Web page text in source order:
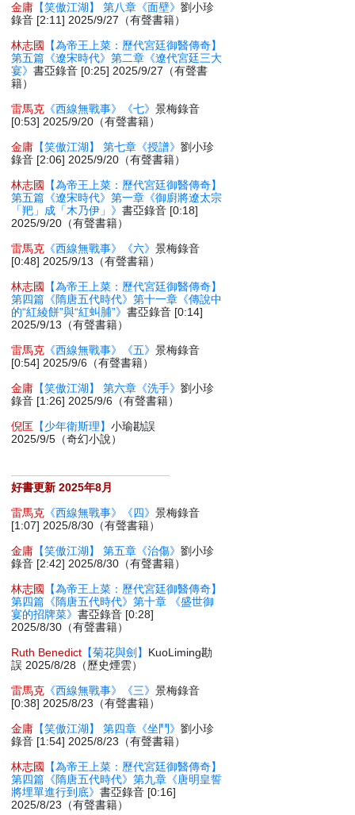
金庸 【笑傲江湖】 第八章《面壁》劉小珍
錄音 [2:11] 2025/9/27（有聲書籍）
林志國
【為帝王上菜：歷代宮廷御醫傳奇】
第五篇《遼宋時代》第二章《遼代宮廷三大
宴》書亞錄音 [0:25] 2025/9/27（有聲書
籍）
雷馬克 《西線無戰事》《七》景梅錄音
[0:53] 2025/9/20（有聲書籍）
金庸 【笑傲江湖】 第七章《授譜》劉小珍
錄音 [2:06] 2025/9/20（有聲書籍）
林志國
【為帝王上菜：歷代宮廷御醫傳奇】
第五篇《遼宋時代》第一章《御廚將遼太宗
「羓」成「木乃伊」》書亞錄音 [0:18]
2025/9/20（有聲書籍）
雷馬克 《西線無戰事》《六》景梅錄音
[0:48] 2025/9/13（有聲書籍）
林志國
【為帝王上菜：歷代宮廷御醫傳奇】
第四篇《隋唐五代時代》第十一章《傳說中
的“紅綾餅”與“紅虯脯”》書亞錄音 [0:14]
2025/9/13（有聲書籍）
雷馬克 《西線無戰事》《五》景梅錄音
[0:54] 2025/9/6（有聲書籍）
金庸 【笑傲江湖】 第六章《洗手》劉小珍
錄音 [1:26] 2025/9/6（有聲書籍）
倪匡 【少年衛斯理】小瑜勘誤
2025/9/5（奇幻小說）
好書更新 2025年8月
雷馬克 《西線無戰事》《四》景梅錄音
[1:07] 2025/8/30（有聲書籍）
金庸 【笑傲江湖】 第五章《治傷》劉小珍
錄音 [2:42] 2025/8/30（有聲書籍）
林志國
【為帝王上菜：歷代宮廷御醫傳奇】
第四篇《隋唐五代時代》第十章 《盛世御
宴的招牌菜》書亞錄音 [0:28]
2025/8/30（有聲書籍）
Ruth Benedict 【菊花與劍】 KuoLiming勘
誤 2025/8/28（歷史煙雲）
雷馬克 《西線無戰事》《三》景梅錄音
[0:38] 2025/8/23（有聲書籍）
金庸 【笑傲江湖】 第四章《坐鬥》劉小珍
錄音 [1:54] 2025/8/23（有聲書籍）
林志國
【為帝王上菜：歷代宮廷御醫傳奇】
第四篇《隋唐五代時代》第九章《唐明皇誓
將埋單進行到底》書亞錄音 [0:16]
2025/8/23（有聲書籍）